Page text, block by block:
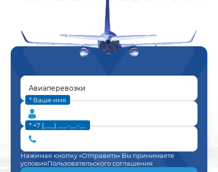
* Ваше имя
* +7 (___) ___-__-__
Нажимая кнопку «Отправить» Вы принимаете
условияПользовательского соглашения